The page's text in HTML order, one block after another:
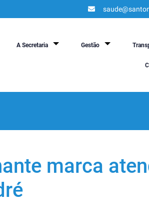
A Secretaria Gestão
marca